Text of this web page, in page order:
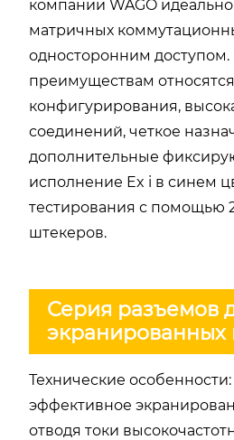
компании WAGO
матричных
односторонним доступом.
преимуществам
конфигурирования,
соединений, четкое
дополнительные
исполнение Ex i в синем
тестирования с помощью
штекеров.
Серия разъемов
экранированных
Технические
эффективное
отводя токи